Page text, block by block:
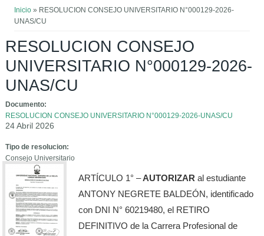
Inicio » RESOLUCION CONSEJO UNIVERSITARIO N°000129-2026-
UNAS/CU
RESOLUCION CONSEJO
UNIVERSITARIO N°000129-2026-
UNAS/CU
Documento:
RESOLUCION CONSEJO UNIVERSITARIO N°000129-2026-UNAS/CU
24 Abril 2026
Tipo de resolucion:
Consejo Universitario
ARTÍCULO 1° –AUTORIZAR al estudiante
ANTONY NEGRETE BALDEÓN, identificado
con DNI N° 60219480, el RETIRO
DEFINITIVO de la Carrera Profesional de